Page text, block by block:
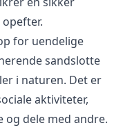
for uendelige
sandslotte
i naturen. Det er
aktiviteter,
dele med andre.